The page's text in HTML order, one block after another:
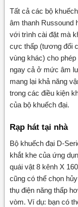
Tất cả các bộ
âm thanh Russound
với trình cài đặt mà
cực thấp (tương đối
vùng khác) cho
ngay cả ở mức âm
mang lại khả năng
trong các điều kiện
của bộ khuếch đại.
Rạp hát tại nhà
Bộ khuếch đại D-
khắt khe của ứng
quái vật 8 kênh X
cũng có thể chọn
thụ điện năng thấp
vòm. Ví dụ: bạn có